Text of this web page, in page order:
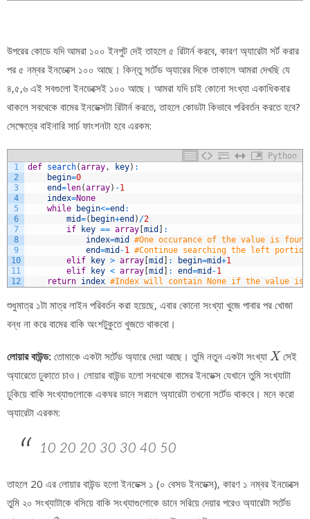
উপরের কোডে যদি আমরা ১০০ ইনপুট দেই তাহলে ৫ রিটার্ন করবে, কারণ অ্যারেটা সর্ট করার
পর ৫ নম্বর ইনডেক্সে ১০০ আছে। কিন্তু সর্টেড অ্যারের দিকে তাকালে আমরা দেখছি যে
৪,৫,৬ এই সবগুলো ইনডেক্সেই ১০০ আছে। আমরা যদি চাই কোনো সংখ্যা একাধিকবার
থাকলে সবথেকে বামের ইনডেক্সটা রিটার্ন করতে, তাহলে কোডটা কিভাবে পরিবর্তন করতে হবে?
সেক্ষেত্রে বাইনারি সার্চ ফাংশনটা হবে এরকম:
Python
1
2
3
4
5
6
7
8
9
10
11
12
def search(array, key) :
begin=0
end=len(array) -1
index=None
while
begin<=end :
mid=( begin+end ) /2
if
key == array mid
:
index=mid
#One occurance of the value is
end=mid -1 #Continue searching the left
elif
key > array mid : begin=mid+1
elif
key < array mid : end=mid -1
return index #Index will contain None if the value is
শুধুমাত্র ১টা মাত্র লাইন পরিবর্তন করা হয়েছে, এবার কোনো সংখ্যা খুজে পাবার পর খোজা
বন্ধ না করে বামের বাকি অংশটুকুতে খুজতে থাকবো।
লোয়ার বাউন্ড: তোমাকে একটা সর্টেড অ্যারে দেয়া আছে। তুমি নতুন একটা সংখ্যা X
X সেই
অ্যারেতে ঢুকাতে চাও। লোয়ার বাউন্ড হলো সবথেকে বামের ইনডেক্স যেখানে তুমি সংখ্যাটা
ঢুকিয়ে বাকি সংখ্যাগুলোকে একঘর ডানে সরালে অ্যারেটা তখনো সর্টেড থাকবে। মনে করো
অ্যারেটা এরকম:
10 20 20 30 30 40 50
তাহলে 20 এর লোয়ার বাউন্ড হলো ইনডেক্স ১ (০ বেসড ইনডেক্স), কারণ ১ নম্বর ইনডেক্সে
তুমি ২০ সংখ্যাটাকে বসিয়ে বাকি সংখ্যাগুলোকে ডানে সরিয়ে দেয়ার পরেও অ্যারেটা সর্টেড